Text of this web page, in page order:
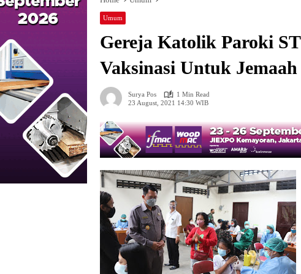
Umum
Gereja Katolik Paroki
Vaksinasi Untuk
Surya Pos
1 Min Read
23 August, 2021 14:30 WIB